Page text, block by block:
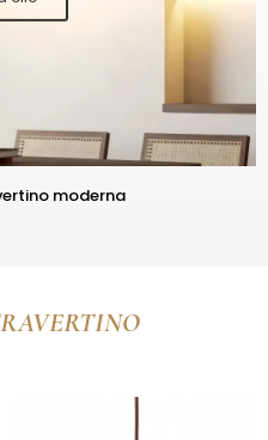
moderna